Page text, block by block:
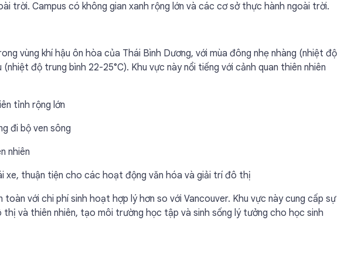
trời. Campus có không gian xanh rộng lớn và các cơ sở thực hành ngoài trời.
vùng khí hậu ôn hòa của Thái Bình Dương, với mùa đông nhẹ nhàng (nhiệt độ
độ trung bình 22-25°C). Khu vực này nổi tiếng với cảnh quan thiên nhiên
tỉnh rộng lớn
đi bộ ven sông
nhiên
xe, thuận tiện cho các hoạt động văn hóa và giải trí đô thị
với chi phí sinh hoạt hợp lý hơn so với Vancouver. Khu vực này cung cấp sự
và thiên nhiên, tạo môi trường học tập và sinh sống lý tưởng cho học sinh